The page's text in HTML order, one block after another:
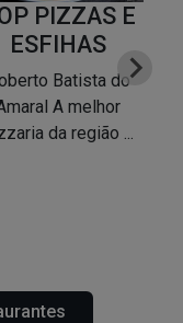
PIZZAS E
ESFIHAS
Batista do
A melhor
da região ...